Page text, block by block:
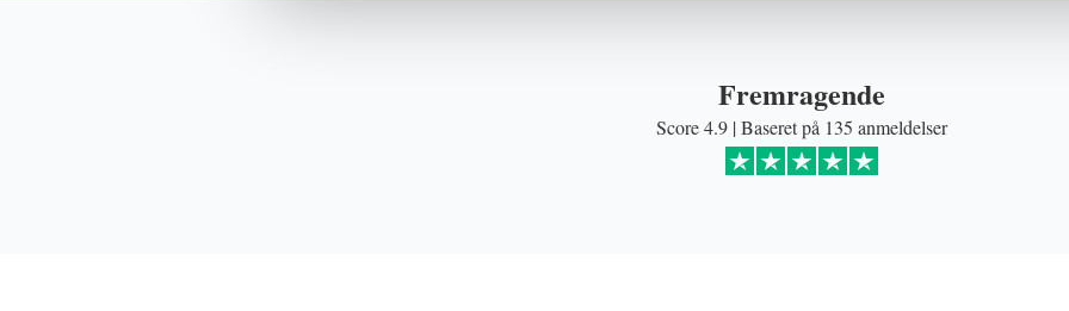
Fremragende
Score 4.9 | Baseret på 135 anmeldelser